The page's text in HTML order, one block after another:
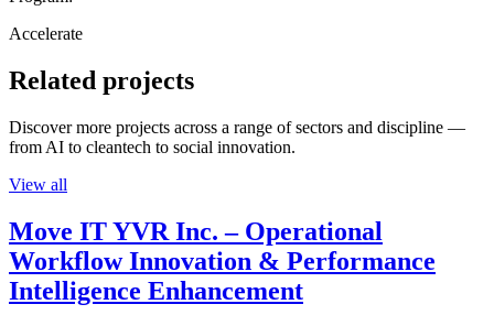
Accelerate
Related projects
Discover more projects across a range of sectors and discipline —
from AI to cleantech to social innovation.
View all
Move IT YVR Inc. – Operational
Workflow Innovation & Performance
Intelligence Enhancement